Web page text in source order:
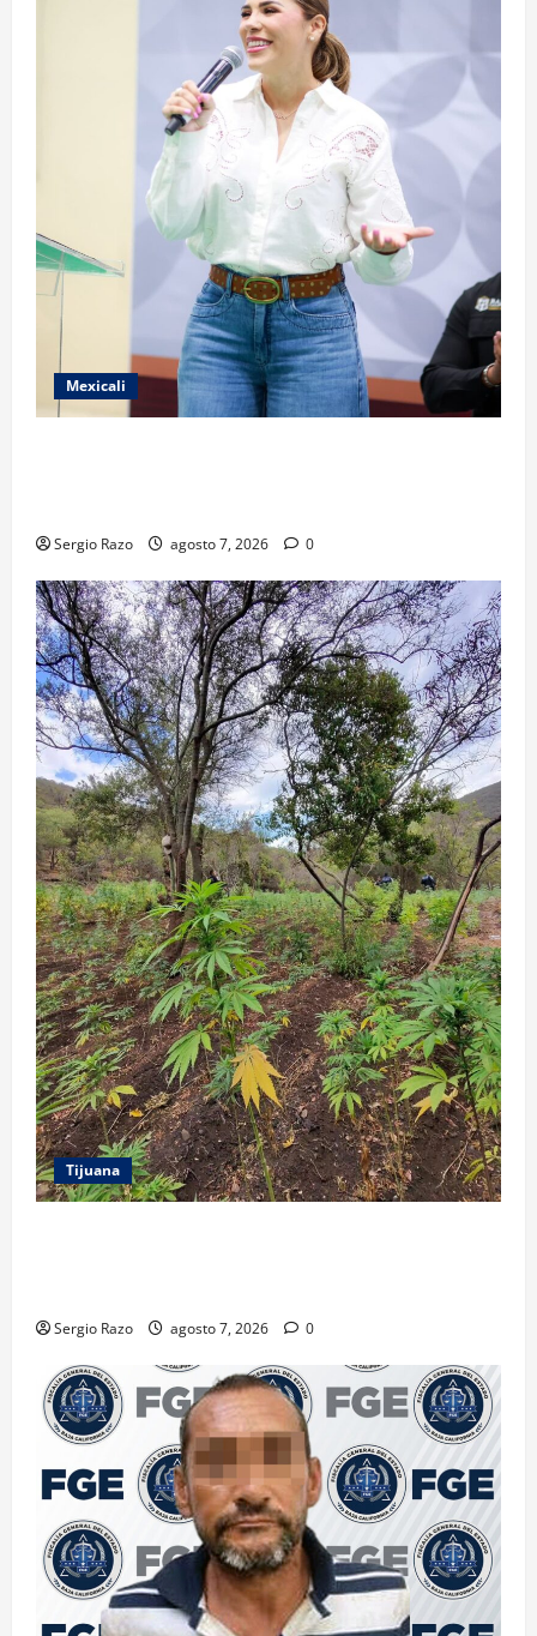
Mexicali
Sergio Razo agosto 7, 2026 0
Tijuana
Sergio Razo agosto 7, 2026 0